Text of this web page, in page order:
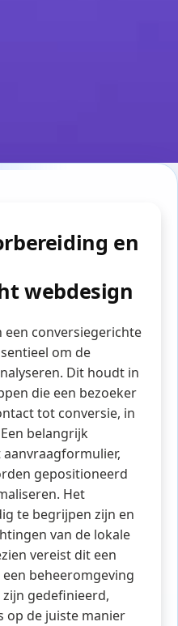
en
webdesign
een conversiegerichte
om de
Dit houdt in
die een bezoeker
tot conversie, in
belangrijk
gepositioneerd
Het
te begrijpen zijn en
van de lokale
vereist dit een
beheeromgeving
gedefinieerd,
op de juiste manier